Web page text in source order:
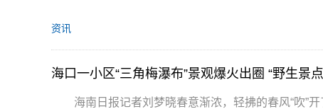
资讯
海口一小区“三角梅瀑布”景观爆火出圈 “野生景点
海南日报记者刘梦晓春意渐浓，轻拂的春风“吹”